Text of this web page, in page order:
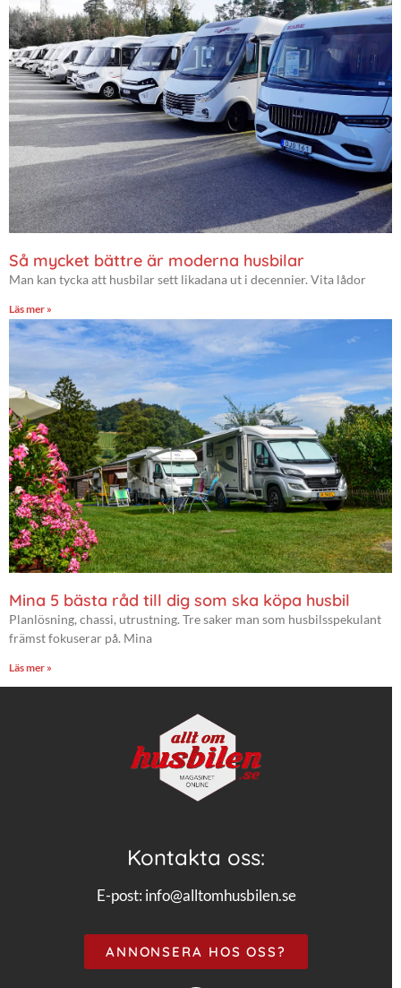
Så mycket bättre är moderna husbilar
Man kan tycka att husbilar sett likadana ut i decennier. Vita lådor
Läs mer »
Mina 5 bästa råd till dig som ska köpa husbil
Planlösning, chassi, utrustning. Tre saker man som husbilsspekulant
främst fokuserar på. Mina
Läs mer »
Kontakta oss:
E-post: info@alltomhusbilen.se
ANNONSERA HOS OSS?